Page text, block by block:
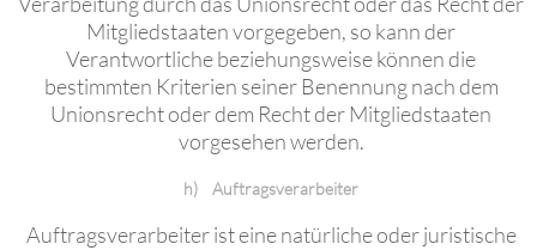
Mitgliedstaaten vorgegeben, so kann der
Verantwortliche beziehungsweise können die
bestimmten Kriterien seiner Benennung nach dem
Unionsrecht oder dem Recht der Mitgliedstaaten
vorgesehen werden.
h) Auftragsverarbeiter
Auftragsverarbeiter ist eine natürliche oder juristische